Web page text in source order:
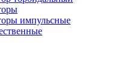
импульсные